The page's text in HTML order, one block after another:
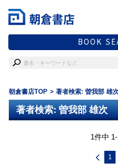
BOOK
朝倉書店TOP 著者検索: 曽我部 雄
著者検索: 曽我部 雄次
1件中
1